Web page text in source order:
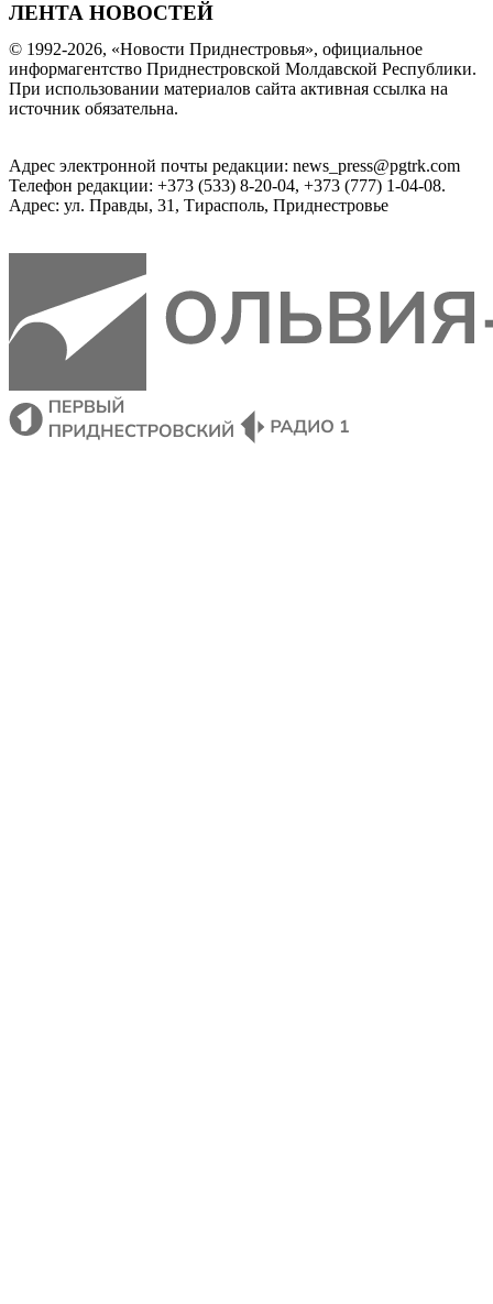
ЛЕНТА НОВОСТЕЙ
© 1992-2026, «Новости Приднестровья», официальное
информагентство Приднестровской Молдавской Республики.
При использовании материалов сайта активная ссылка на
источник обязательна.
Адрес электронной почты редакции: news_press@pgtrk.com
Телефон редакции: +373 (533) 8-20-04, +373 (777) 1-04-08.
Адрес: ул. Правды, 31, Тирасполь, Приднестровье